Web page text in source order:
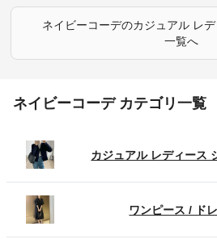
ネイビーコーデのカジュアル レ
一覧へ
ネイビーコーデ カテゴリ一覧
カジュアル レディース
ワンピース / ド